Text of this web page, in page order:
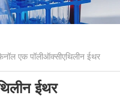
एक पॉलीऑक्सीएथिलीन ईथर
ईथर